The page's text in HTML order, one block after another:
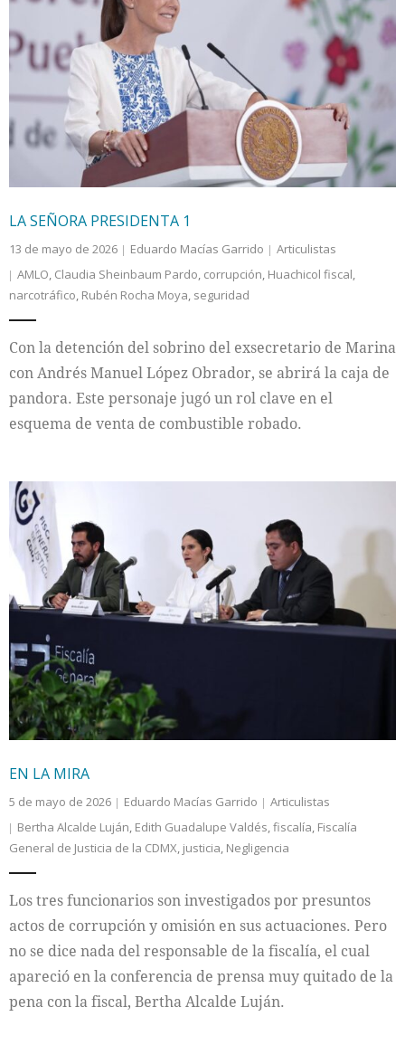
LA SEÑORA PRESIDENTA 1
13 de mayo de 2026 Eduardo Macías Garrido
Articulistas
AMLO, Claudia Sheinbaum Pardo, corrupción, Huachicol fiscal,
narcotráfico, Rubén Rocha Moya, seguridad
Con la detención del sobrino del exsecretario de Marina
con Andrés Manuel López Obrador, se abrirá la caja de
pandora. Este personaje jugó un rol clave en el
esquema de venta de combustible robado.
EN LA MIRA
5 de mayo de 2026 Eduardo Macías Garrido
Articulistas
Bertha Alcalde Luján, Edith Guadalupe Valdés,fiscalía, Fiscalía
General de Justicia de la CDMX, justicia, Negligencia
Los tres funcionarios son investigados por presuntos
actos de corrupción y omisión en sus actuaciones. Pero
no se dice nada del responsable de la fiscalía, el cual
apareció en la conferencia de prensa muy quitado de la
pena con la fiscal, Bertha Alcalde Luján.